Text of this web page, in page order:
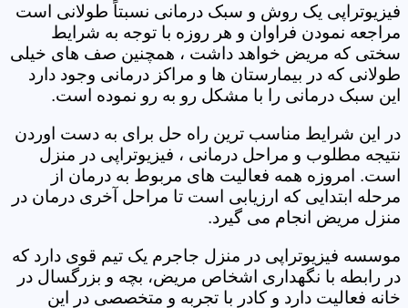
فیزیوتراپی یک روش و سبک درمانی نسبتاً طولانی است
مراجعه نمودن فراوان و هر روزه با توجه به شرایط
سختی که مریض خواهد داشت ، همچنین صف های خیلی
طولانی که در بیمارستان ها و مراکز درمانی وجود دارد
این سبک درمانی را با مشکل رو به رو نموده است.
در این شرایط مناسب ترین راه حل برای به دست اوردن
نتیجه مطلوب و مراحل درمانی ، فیزیوتراپی در منزل
است. امروزه همه فعالیت های مربوط به درمان از
مرحله ابتدایی که ارزیابی است تا مراحل آخری درمان در
منزل مریض انجام می گیرد.
موسسه فیزیوتراپی در منزل جاجرم یک تیم قوی دارد که
در رابطه با نگهداری اشخاص مریض، بچه و بزرگسال در
خانه فعالیت دارد و کادر با تجربه و متخصصی در این